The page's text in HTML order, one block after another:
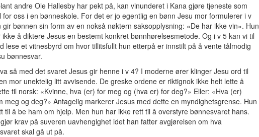
andre Ole Hallesby har pekt på, kan vinunderet i Kana gjøre tjeneste som
for oss i en bønneskole. For det er jo egentlig en bønn Jesu mor formulerer i v
gir bønnen sin form av en nokså nøktern saksopplysning: «De har ikke vin». Hun
ikke å diktere Jesus en bestemt konkret bønnhørelsesmetode. Og i v 5 kan vi til
lese et vitnesbyrd om hvor tillitsfullt hun etterpå er innstilt på å vente tålmodig
bønnesvar.
så med det svaret Jesus gir henne i v 4? I moderne ører klinger Jesu ord til
mor unektelig litt avvisende. De greske ordene er riktignok ikke helt lette å
til norsk: «Kvinne, hva (er) for meg og (hva er) for deg?» Eller: «Hva (er)
meg og deg?» Antagelig markerer Jesus med dette en myndighetsgrense. Hun
til å be ham om hjelp. Men hun har ikke rett til å overstyre bønnesvaret hans.
krav på suveren uavhengighet idet han fatter avgjørelsen om hva
skal gå ut på.